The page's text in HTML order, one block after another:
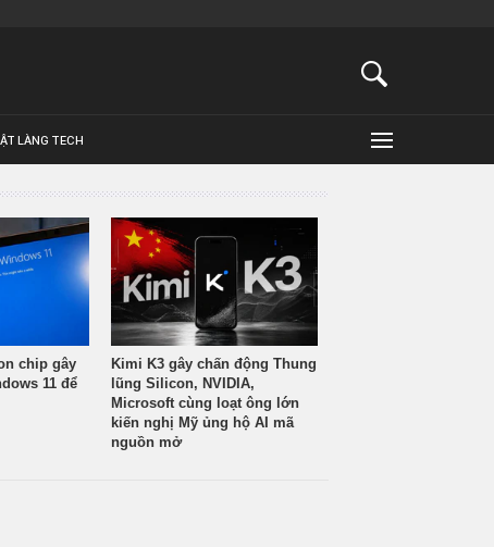
LÀNG TECH
chip gây
11 để
Kimi K3 gây chấn động Thung
lũng Silicon, NVIDIA,
Microsoft cùng loạt ông lớn
kiến nghị Mỹ ủng hộ AI mã
nguồn mở